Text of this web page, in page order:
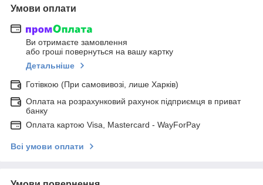
Умови оплати
Ви отримаєте замовлення
або гроші повернуться на вашу картку
Детальніше
Готівкою (При самовивозі, лише Харків)
Оплата на розрахунковий рахунок підприємця в приват
банку
Оплата картою Visa, Mastercard - WayForPay
Всі умови оплати